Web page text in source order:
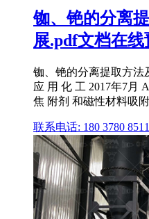
铷、铯的分离
展.pdf文档在线
铷、铯的分离提取方法
应 用 化 工 2017年7月
焦 附剂 和磁性材料吸
联系电话: 180 3780 8511